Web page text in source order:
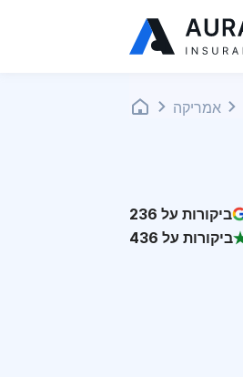
אמריקה
236 ביקורות על
436 ביקורות על